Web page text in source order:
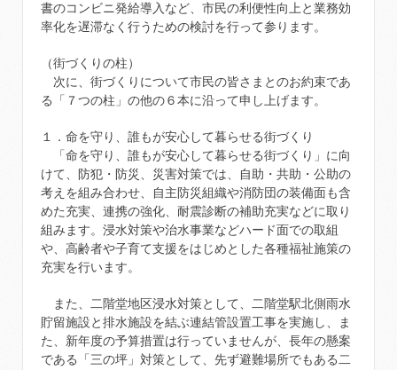
書のコンビニ発給導入など、市民の利便性向上と業務効
率化を遅滞なく行うための検討を行って参ります。
（街づくりの柱）
次に、街づくりについて市民の皆さまとのお約束であ
る「７つの柱」の他の６本に沿って申し上げます。
１．命を守り、誰もが安心して暮らせる街づくり
「命を守り、誰もが安心して暮らせる街づくり」に向
けて、防犯・防災、災害対策では、自助・共助・公助の
考えを組み合わせ、自主防災組織や消防団の装備面も含
めた充実、連携の強化、耐震診断の補助充実などに取り
組みます。浸水対策や治水事業などハード面での取組
や、高齢者や子育て支援をはじめとした各種福祉施策の
充実を行います。
また、二階堂地区浸水対策として、二階堂駅北側雨水
貯留施設と排水施設を結ぶ連結管設置工事を実施し、ま
た、新年度の予算措置は行っていませんが、長年の懸案
である「三の坪」対策として、先ず避難場所でもある二